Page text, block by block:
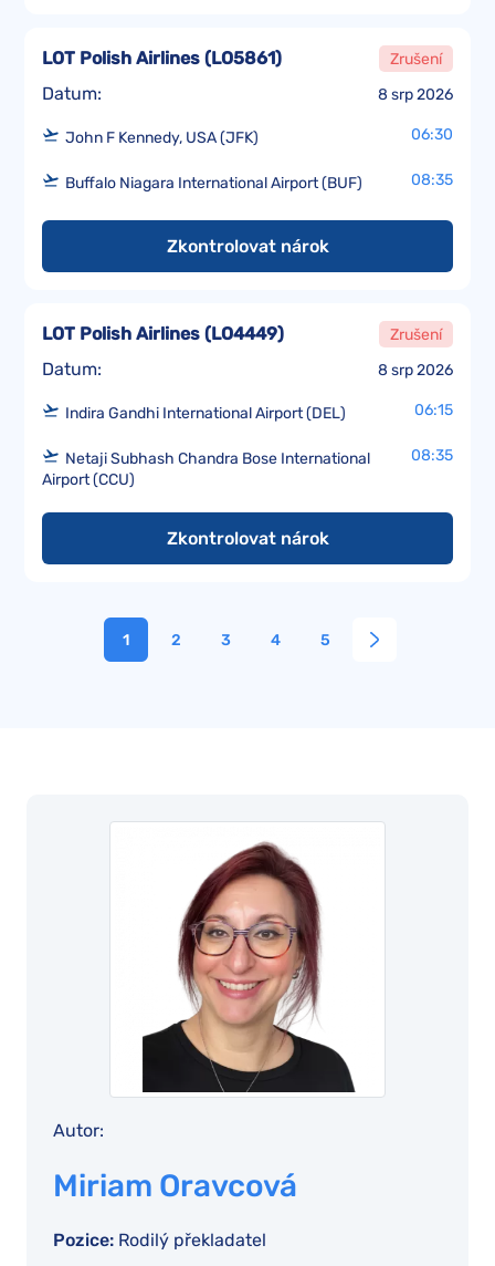
Datum: 8 srp 2026
LOT Polish Airlines (LO5861) Zrušení
John F Kennedy, USA (JFK) 06:30
Buffalo Niagara International Airport (BUF) 08:35
Zkontrolovat nárok
Datum: 8 srp 2026
LOT Polish Airlines (LO4449) Zrušení
Indira Gandhi International Airport (DEL) 06:15
Netaji Subhash Chandra Bose International
Airport (CCU)
08:35
Zkontrolovat nárok
1 2 3 4 5
Autor:
Miriam Oravcová
Pozice: Rodilý překladatel